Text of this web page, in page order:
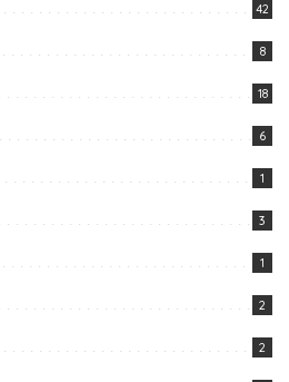
42
8
18
6
1
3
1
2
2